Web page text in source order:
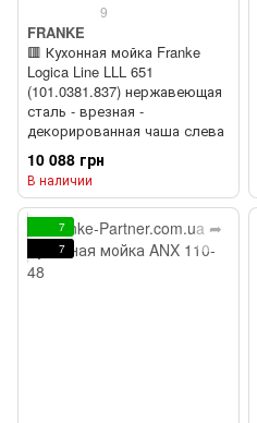
9
FRANKE
🟥 Кухонная мойка Franke
Logica Line LLL 651
(101.0381.837) нержавеющая
сталь - врезная -
декорированная чаша слева
10 088 грн
В наличии
7
7